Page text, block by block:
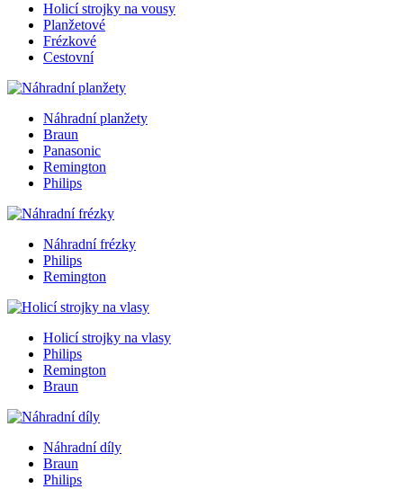
Holicí strojky na vousy
Planžetové
Frézkové
Cestovní
Náhradní planžety
Braun
Panasonic
Remington
Philips
Náhradní frézky
Philips
Remington
Holicí strojky na vlasy
Philips
Remington
Braun
Náhradní díly
Braun
Philips